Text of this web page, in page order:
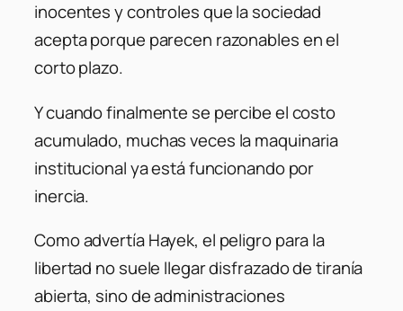
inocentes y controles que la sociedad
acepta porque parecen razonables en el
corto plazo.
Y cuando finalmente se percibe el costo
acumulado, muchas veces la maquinaria
institucional ya está funcionando por
inercia.
Como advertía Hayek, el peligro para la
libertad no suele llegar disfrazado de tiranía
abierta, sino de administraciones